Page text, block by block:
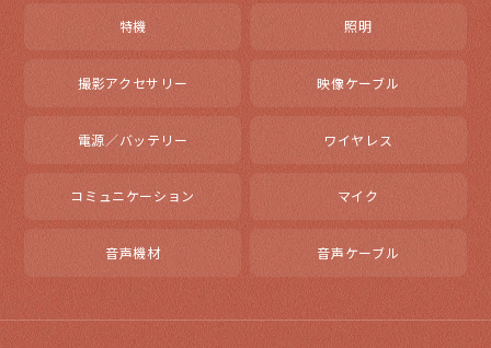
特機 照明
撮影アクセサリー 映像ケーブル
電源／バッテリー ワイヤレス
コミュニケーション マイク
音声機材 音声ケーブル